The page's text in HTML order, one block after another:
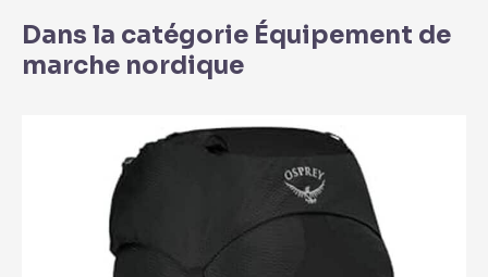
Dans la catégorie Équipement de
marche nordique